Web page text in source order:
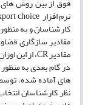
کارشناسان و به
مقادیر سازگاری
مقادیر CR، از این اوزان جهت بررسی ‌های بعدی استفاده گردید.
در گام بعدی به
‌های آماده شده،
نظر کارشناسان